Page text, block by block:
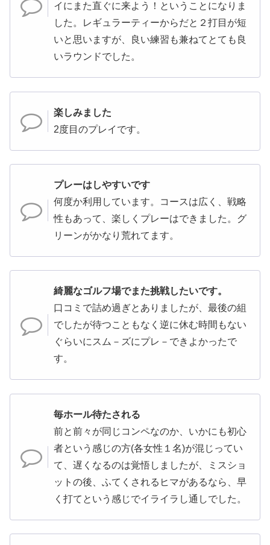
イにまた直ぐに来よう！ということになりま
した。レギュラーティーからだと２打目が短
いと思いますが、良い練習も兼ねてとても良
いラウンドでした。
楽しみました
2度目のプレイです。
プレーはしやすいです
何度か利用しています。コースは広く、戦略
性もあって、楽しくプレーはできました。グ
リーンがかなり荒れてます。
綺麗なゴルフ場でまた挑戦したいです。
口コミで詰め過ぎとありましたが、最後の組
でしたが待つこともなく逆に休む時間もない
ぐらいにスム－ズにプレ－できよかったで
す。
毎ホール待たされる
前と前々が同じコンペなのか、いかにも初心
者という感じの方(各女性１名)が混じってい
て、遅くなるのは覚悟しましたが、ミスショ
ットの後、ふてくされるヒマがあるなら、早
く打てという感じでイライラし通しでした。